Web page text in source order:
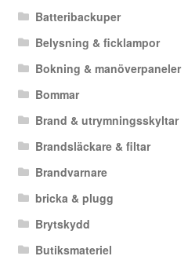
Batteribackuper
Belysning & ficklampor
Bokning & manöverpaneler
Bommar
Brand & utrymningsskyltar
Brandsläckare & filtar
Brandvarnare
bricka & plugg
Brytskydd
Butiksmateriel